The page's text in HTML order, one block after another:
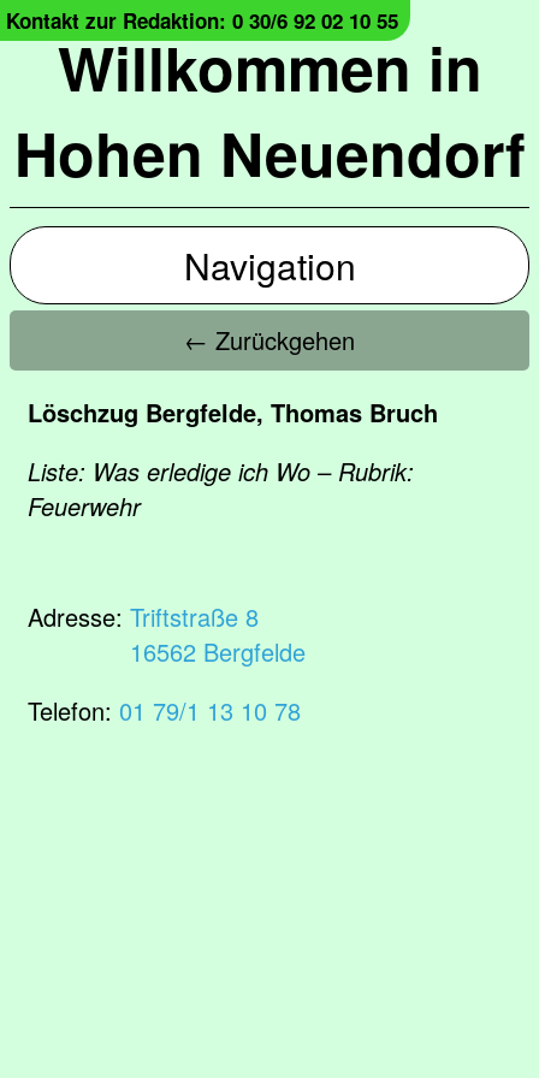
Willkommen in
Hohen Neuendorf
Kontakt zur Redaktion: 0 30/6 92 02 10 55
Navigation
← Zurückgehen
Löschzug Bergfelde, Thomas Bruch
Liste: Was erledige ich Wo – Rubrik:
Feuerwehr
Adresse: Triftstraße 8
16562 Bergfelde
Telefon: 01 79/1 13 10 78